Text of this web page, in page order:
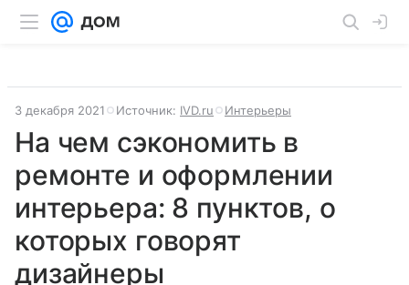
3 декабря 2021 Источник: IVD.ru Интерьеры
На чем сэкономить в
ремонте и оформлении
интерьера: 8 пунктов, о
которых говорят
дизайнеры